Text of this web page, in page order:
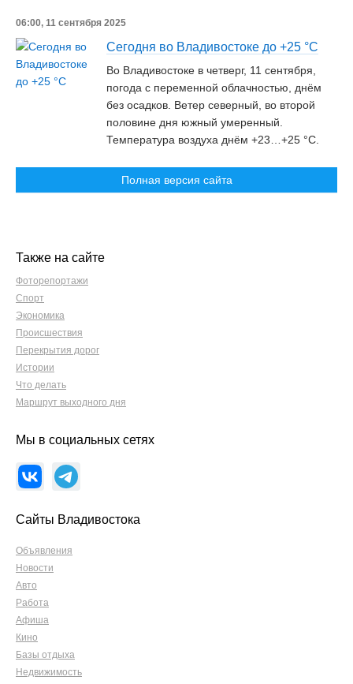
06:00, 11 сентября 2025
Сегодня во Владивостоке до +25 °C
Во Владивостоке в четверг, 11 сентября,
погода с переменной облачностью, днём
без осадков. Ветер северный, во второй
половине дня южный умеренный.
Температура воздуха днём +23…+25 °C.
Полная версия сайта
Также на сайте
Фоторепортажи
Спорт
Экономика
Происшествия
Перекрытия дорог
Истории
Что делать
Маршрут выходного дня
Мы в социальных сетях
Сайты Владивостока
Объявления
Новости
Авто
Работа
Афиша
Кино
Базы отдыха
Недвижимость